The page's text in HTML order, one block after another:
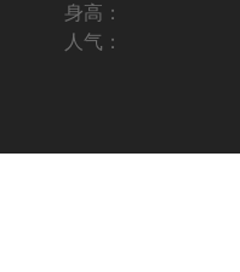
身高：
人气：